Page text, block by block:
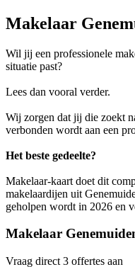
Makelaar
Wil jij een professionele
situatie past?
Lees dan vooral verder.
Wij zorgen dat jij die zoekt
verbonden wordt aan een
Het beste gedeelte?
Makelaar-kaart doet dit
makelaardijen uit
geholpen wordt in 2026 en
Makelaar
Vraag direct 3 offertes aan